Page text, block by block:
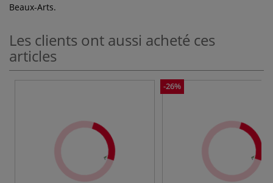
Beaux-Arts.
Les clients ont aussi acheté ces
articles
-26%